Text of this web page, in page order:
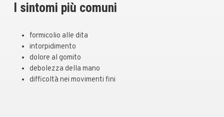
I sintomi più comuni
formicolio alle dita
intorpidimento
dolore al gomito
debolezza della mano
difficoltà nei movimenti fini